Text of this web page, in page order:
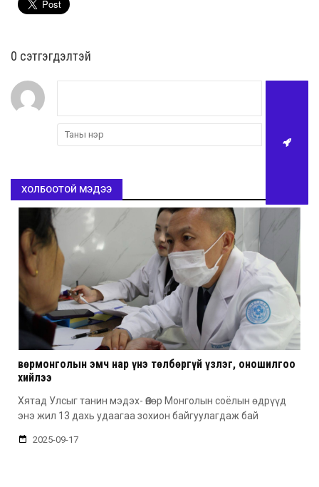
0 cэтгэгдэлтэй
ХОЛБООТОЙ МЭДЭЭ
Өвөрмонголын эмч нар үнэ төлбөргүй үзлэг, оношилгоо
хийлээ
Хятад Улсыг танин мэдэх- Өвөр Монголын соёлын өдрүүд
энэ жил 13 дахь удаагаа зохион байгуулагдаж бай
2025-09-17